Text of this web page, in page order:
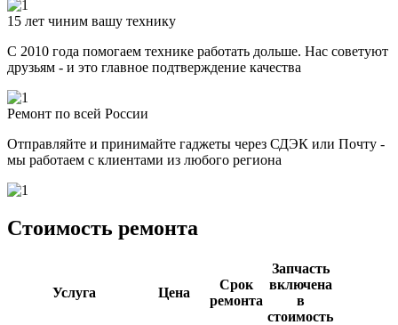
15 лет чиним вашу технику
С 2010 года помогаем технике работать дольше. Нас советуют
друзьям - и это главное подтверждение качества
Ремонт по всей России
Отправляйте и принимайте гаджеты через СДЭК или Почту -
мы работаем с клиентами из любого региона
Стоимость ремонта
Услуга Цена
Срок
ремонта
Запчасть
включена
в
стоимость